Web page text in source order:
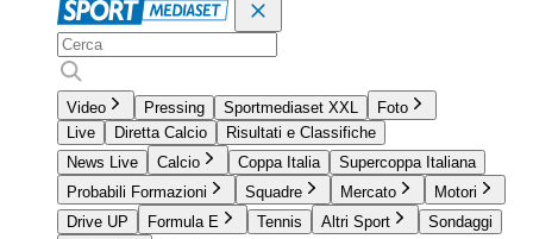
Video Pressing Sportmediaset XXL
Foto
Live
Diretta Calcio
Risultati e Classifiche
News Live
Calcio Coppa Italia
Supercoppa Italiana
Probabili Formazioni
Squadre Mercato
Motori
Drive UP
Formula E Tennis Altri Sport
Sondaggi